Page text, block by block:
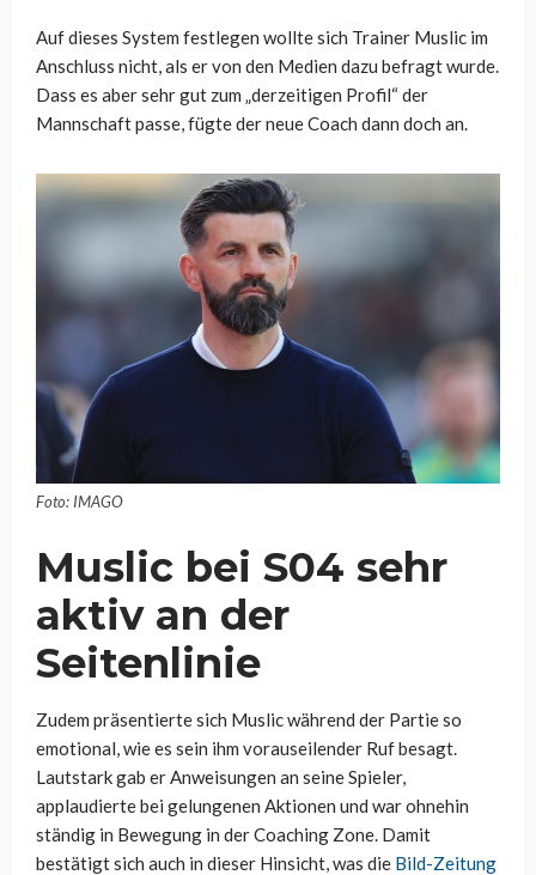
Auf dieses System festlegen wollte sich Trainer Muslic im
Anschluss nicht, als er von den Medien dazu befragt wurde.
Dass es aber sehr gut zum „derzeitigen Profil“ der
Mannschaft passe, fügte der neue Coach dann doch an.
Foto: IMAGO
Muslic bei S04 sehr
aktiv an der
Seitenlinie
Zudem präsentierte sich Muslic während der Partie so
emotional, wie es sein ihm vorauseilender Ruf besagt.
Lautstark gab er Anweisungen an seine Spieler,
applaudierte bei gelungenen Aktionen und war ohnehin
ständig in Bewegung in der Coaching Zone. Damit
bestätigt sich auch in dieser Hinsicht, was die Bild-Zeitung